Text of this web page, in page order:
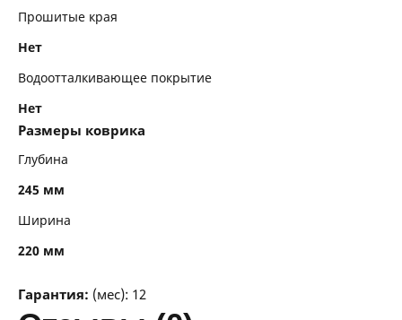
Прошитые края
Нет
Водоотталкивающее покрытие
Нет
Размеры коврика
Глубина
245 мм
Ширина
220 мм
Гарантия: (мес): 12